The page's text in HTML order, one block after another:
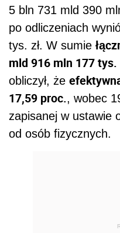
5 bln 731 mld 390
po odliczeniach
tys. zł. W sumie
mld 916 mln 177 tys.
obliczył, że
17,59 proc., wobec
zapisanej w ustawie
od osób fizycznych.